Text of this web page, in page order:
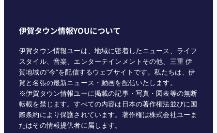
伊賀タウン情報YOUについて
伊賀タウン情報ユーは、地域に密着したニュース、ライフ
スタイル、音楽、エンターテインメントその他、三重 伊
賀地域の"今"を配信するウェブサイトです。私たちは、伊
賀と名張の最新ニュース・動画を配信いたします。
※伊賀タウン情報ユーに掲載の記事・写真・図表等の無断
転載を禁じます。すべての内容は日本の著作権法並びに国
際条約により保護されています。著作権は株式会社ユーま
たはその情報提供者に属します。